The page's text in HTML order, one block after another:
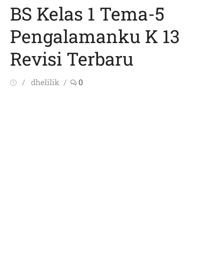
BS Kelas 1 Tema-5
Pengalamanku K 13
Revisi Terbaru
PostedAuthor
dhelilik 0